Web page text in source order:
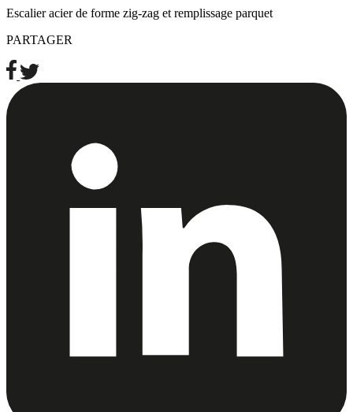
Escalier acier de forme zig-zag et remplissage parquet
PARTAGER